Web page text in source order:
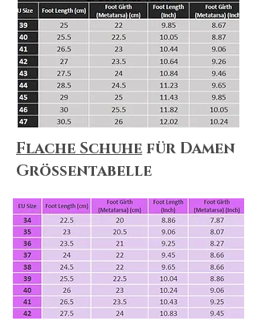
Flache Schuhe für Damen
Größentabelle